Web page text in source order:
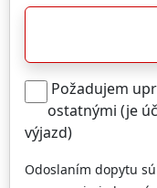
Požadujem
ostatnými (je
výjazd)
Odoslaním dopytu